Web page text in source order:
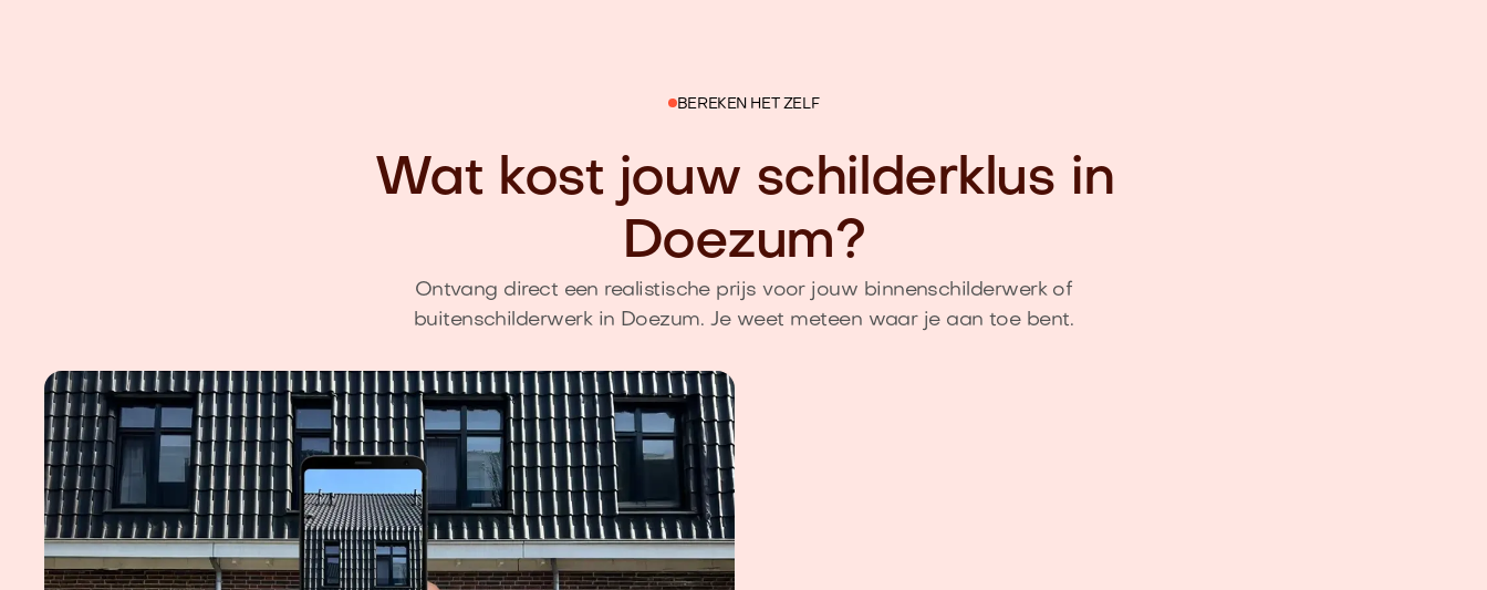
BEREKEN HET ZELF
Wat kost jouw schilderklus in
Doezum?
Ontvang direct een realistische prijs voor jouw binnenschilderwerk of
buitenschilderwerk in Doezum. Je weet meteen waar je aan toe bent.